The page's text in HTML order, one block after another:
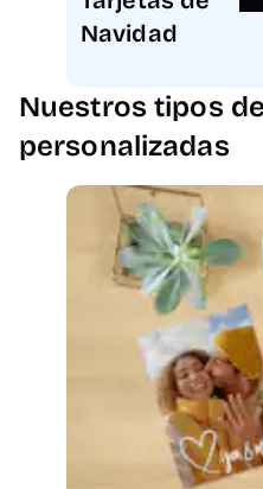
Navidad
Nuestros tipos
personalizadas